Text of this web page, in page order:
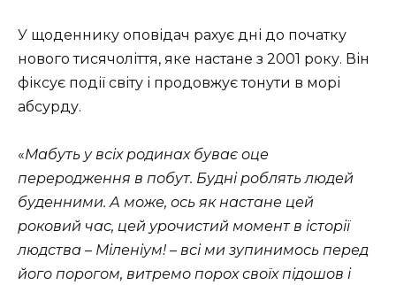
У щоденнику оповідач рахує дні до початку
нового тисячоліття, яке настане з 2001 року. Він
фіксує події світу і продовжує тонути в морі
абсурду.
«Мабуть у всіх родинах буває оце
переродження в побут. Будні роблять людей
буденними. А може, ось як настане цей
роковий час, цей урочистий момент в історії
людства – Міленіум! – всі ми зупинимось перед
його порогом, витремо порох своїх підошов і